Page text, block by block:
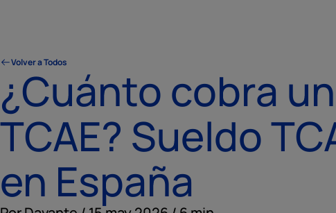
Volver a Todos
¿Cuánto cobra un
TCAE? Sueldo
en España